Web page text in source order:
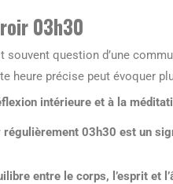
03h30
souvent question d’une
heure précise peut évoquer
intérieure et à la
03h30 est un
entre le corps, l’esprit et